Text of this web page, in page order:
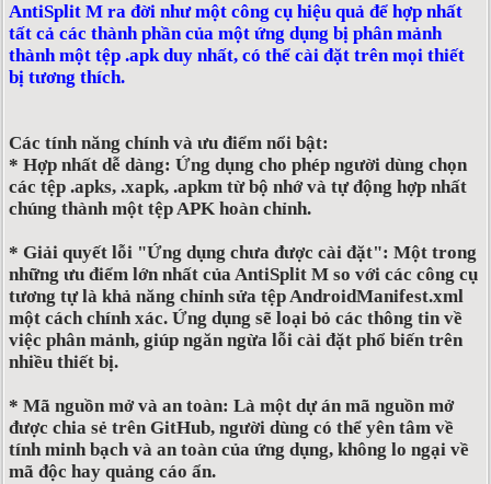
AntiSplit M ra đời như một công cụ hiệu quả để hợp nhất
tất cả các thành phần của một ứng dụng bị phân mảnh
thành một tệp .apk duy nhất, có thể cài đặt trên mọi thiết
bị tương thích.
Các tính năng chính và ưu điểm nổi bật:
* Hợp nhất dễ dàng: Ứng dụng cho phép người dùng chọn
các tệp .apks, .xapk, .apkm từ bộ nhớ và tự động hợp nhất
chúng thành một tệp APK hoàn chỉnh.
* Giải quyết lỗi "Ứng dụng chưa được cài đặt": Một trong
những ưu điểm lớn nhất của AntiSplit M so với các công cụ
tương tự là khả năng chỉnh sửa tệp AndroidManifest.xml
một cách chính xác. Ứng dụng sẽ loại bỏ các thông tin về
việc phân mảnh, giúp ngăn ngừa lỗi cài đặt phổ biến trên
nhiều thiết bị.
* Mã nguồn mở và an toàn: Là một dự án mã nguồn mở
được chia sẻ trên GitHub, người dùng có thể yên tâm về
tính minh bạch và an toàn của ứng dụng, không lo ngại về
mã độc hay quảng cáo ẩn.